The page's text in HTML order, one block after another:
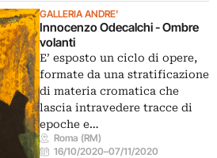
GALLERIA ANDRE'
Innocenzo Odecalchi - Ombre
volanti
E’ esposto un ciclo di opere,
formate da una stratificazione
di materia cromatica che
lascia intravedere tracce di
epoche e…
Roma (RM)
16/10/2020–07/11/2020